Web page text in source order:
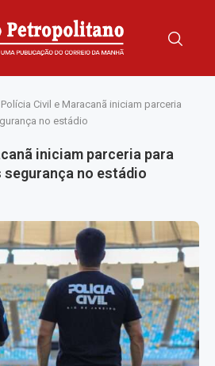
Polícia Civil e Maracanã iniciam parceria
no estádio
iniciam parceria para
no estádio